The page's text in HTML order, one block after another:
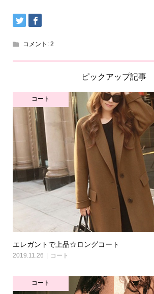
コメント: 2
ピックアップ記事
コート
エレガントで上品☆ロングコート
2019.11.26 コート
コート